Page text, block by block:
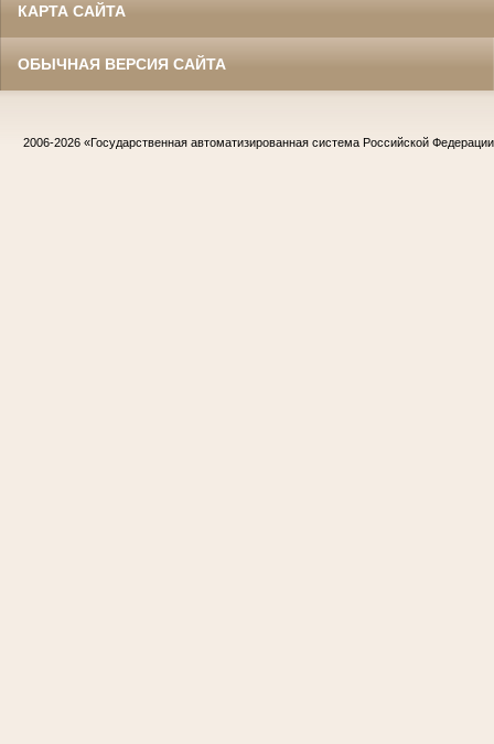
КАРТА САЙТА
ОБЫЧНАЯ ВЕРСИЯ САЙТА
2006-2026 «Государственная автоматизированная система Российской